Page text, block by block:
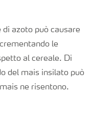
di azoto può causare
le
al cereale. Di
del mais insilato può
ne risentono.